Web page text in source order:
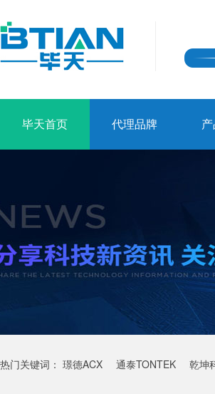
毕天首页 代理品牌
热门关键词： 璟德ACX 通泰TONTEK 乾坤